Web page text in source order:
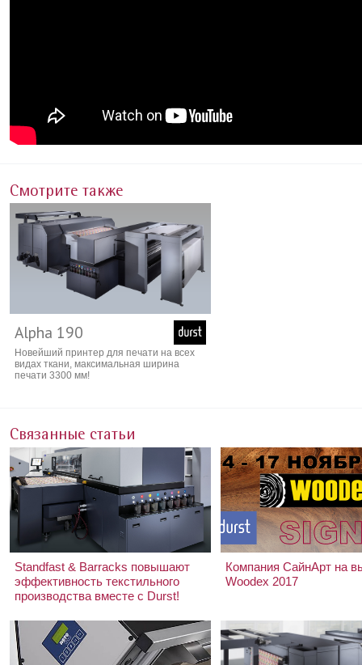
Смотрите также
Alpha 190
Новейший принтер для печати на всех
видах ткани, максимальная ширина
печати 3300 мм!
Связанные статьи
Standfast & Barracks повышают
эффективность текстильного
производства вместе с Durst!
Компания СайнАрт на
Woodex 2017